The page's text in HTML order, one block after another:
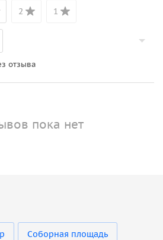
2 1
отзыва
пока нет
Соборная площадь